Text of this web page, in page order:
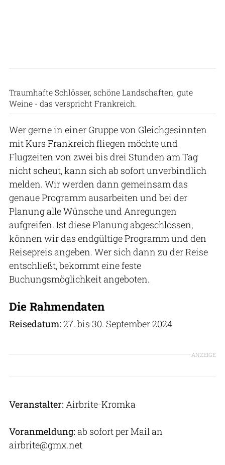
Traumhafte Schlösser, schöne Landschaften, gute
Weine - das verspricht Frankreich.
Wer gerne in einer Gruppe von Gleichgesinnten
mit Kurs Frankreich fliegen möchte und
Flugzeiten von zwei bis drei Stunden am Tag
nicht scheut, kann sich ab sofort unverbindlich
melden. Wir werden dann gemeinsam das
genaue Programm ausarbeiten und bei der
Planung alle Wünsche und Anregungen
aufgreifen. Ist diese Planung abgeschlossen,
können wir das endgültige Programm und den
Reisepreis angeben. Wer sich dann zu der Reise
entschließt, bekommt eine feste
Buchungsmöglichkeit angeboten.
Die Rahmendaten
Reisedatum: 27. bis 30. September 2024
ANZEIGE
Veranstalter: Airbrite-Kromka
Voranmeldung: ab sofort per Mail an
airbrite@gmx.net